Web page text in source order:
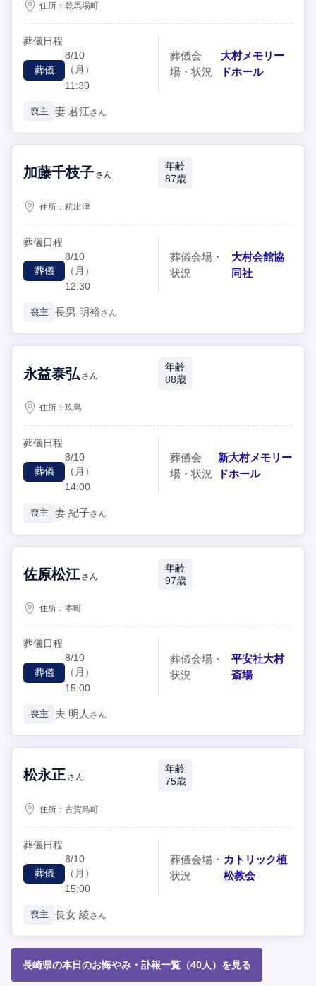
住所：乾馬場町
葬儀日程
葬儀
8/10
（月）
11:30
葬儀会
場・状況
大村メモリー
ドホール
喪主 妻 君江さん
加藤千枝子 さん
年齢
87歳
住所：杭出津
葬儀日程
葬儀
8/10
（月）
12:30
葬儀会場・
状況
大村会館協
同社
喪主 長男 明裕さん
永益泰弘 さん
年齢
88歳
住所：玖島
葬儀日程
葬儀
8/10
（月）
14:00
葬儀会
場・状況
新大村メモリー
ドホール
喪主 妻 紀子さん
佐原松江 さん
年齢
97歳
住所：本町
葬儀日程
葬儀
8/10
（月）
15:00
葬儀会場・
状況
平安社大村
斎場
喪主 夫 明人 さん
松永正 さん
年齢
75歳
住所：古賀島町
葬儀日程
葬儀
8/10
（月）
15:00
葬儀会場・
状況
カトリック植
松教会
喪主 長女 綾さん
長崎県の本日のお悔やみ・訃報一覧（40人）を見る